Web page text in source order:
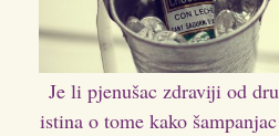
Je li pjenušac zdraviji od
istina o tome kako